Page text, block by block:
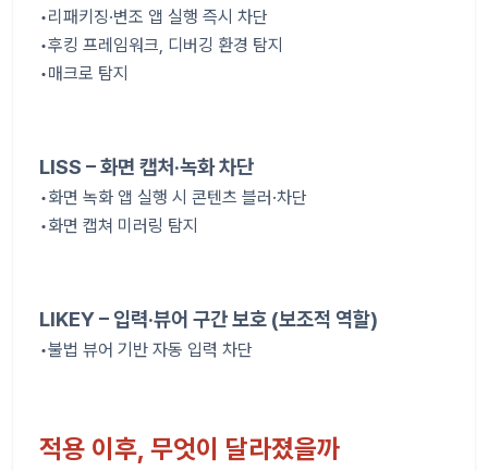
•리패키징·변조 앱 실행 즉시 차단
•후킹 프레임워크, 디버깅 환경 탐지
•매크로 탐지
LISS – 화면 캡처·녹화 차단
•화면 녹화 앱 실행 시 콘텐츠 블러·차단
•화면 캡쳐 미러링 탐지
LIKEY – 입력·뷰어 구간 보호 (보조적 역할)
•불법 뷰어 기반 자동 입력 차단
적용 이후, 무엇이 달라졌을까